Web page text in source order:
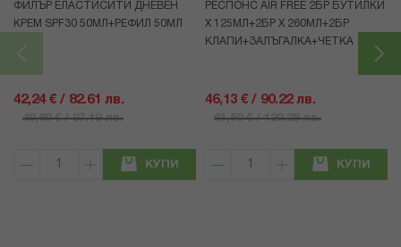
ФИЛЪР ЕЛАСТИСИТИ ДНЕВЕН
КРЕМ SPF30 50МЛ+РЕФИЛ 50МЛ
42,24 € / 82.61 лв.
49,69 € / 97.19 лв.
КУПИ
РЕСПОНС AIR FREE 2БР БУТИЛКИ
Х 125МЛ+2БР Х 260МЛ+2БР
КЛАПИ+ЗАЛЪГАЛКА+ЧЕТКА
46,13 € / 90.22 лв.
61,50 € / 120.28 лв.
КУПИ